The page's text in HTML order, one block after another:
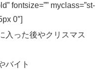
fontsize=”” myclass=”st-
0″]
入った後やクリスマス
バイト